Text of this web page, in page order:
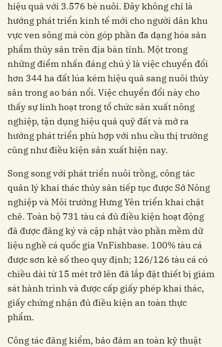
hiệu quả với 3.576 bè nuôi. Đây không chỉ là
hướng phát triển kinh tế mới cho người dân khu
vực ven sông mà còn góp phần đa dạng hóa sản
phẩm thủy sản trên địa bàn tỉnh. Một trong
những điểm nhấn đáng chú ý là việc chuyển đổi
hơn 344 ha đất lúa kém hiệu quả sang nuôi thủy
sản trong ao bán nổi. Việc chuyển đổi này cho
thấy sự linh hoạt trong tổ chức sản xuất nông
nghiệp, tận dụng hiệu quả quỹ đất và mở ra
hướng phát triển phù hợp với nhu cầu thị trường
cũng như điều kiện sản xuất hiện nay.
Song song với phát triển nuôi trồng, công tác
quản lý khai thác thủy sản tiếp tục được Sở Nông
nghiệp và Môi trường Hưng Yên triển khai chặt
chẽ. Toàn bộ 731 tàu cá đủ điều kiện hoạt động
đã được đăng ký và cập nhật vào phần mềm dữ
liệu nghề cá quốc gia VnFishbase. 100% tàu cá
được sơn kẻ số theo quy định; 126/126 tàu cá có
chiều dài từ 15 mét trở lên đã lắp đặt thiết bị giám
sát hành trình và được cấp giấy phép khai thác,
giấy chứng nhận đủ điều kiện an toàn thực
phẩm.
Công tác đăng kiểm, bảo đảm an toàn kỹ thuật